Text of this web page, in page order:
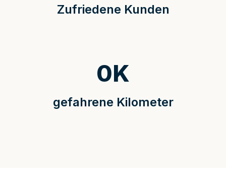
Zufriedene Kunden
gefahrene Kilometer
0K